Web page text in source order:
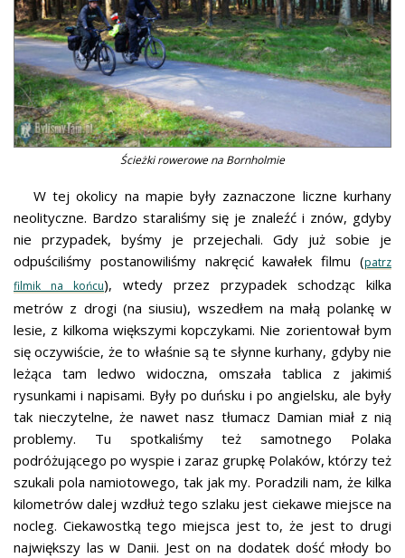
Ścieżki rowerowe na Bornholmie
W tej okolicy na mapie były zaznaczone liczne kurhany
neolityczne. Bardzo staraliśmy się je znaleźć i znów, gdyby
nie przypadek, byśmy je przejechali. Gdy już sobie je
odpuściliśmy postanowiliśmy nakręcić kawałek filmu (patrz
filmik na końcu), wtedy przez przypadek schodząc kilka
metrów z drogi (na siusiu), wszedłem na małą polankę w
lesie, z kilkoma większymi kopczykami. Nie zorientował bym
się oczywiście, że to właśnie są te słynne kurhany, gdyby nie
leżąca tam ledwo widoczna, omszała tablica z jakimiś
rysunkami i napisami. Były po duńsku i po angielsku, ale były
tak nieczytelne, że nawet nasz tłumacz Damian miał z nią
problemy. Tu spotkaliśmy też samotnego Polaka
podróżującego po wyspie i zaraz grupkę Polaków, którzy też
szukali pola namiotowego, tak jak my. Poradzili nam, że kilka
kilometrów dalej wzdłuż tego szlaku jest ciekawe miejsce na
nocleg. Ciekawostką tego miejsca jest to, że jest to drugi
największy las w Danii. Jest on na dodatek dość młody bo